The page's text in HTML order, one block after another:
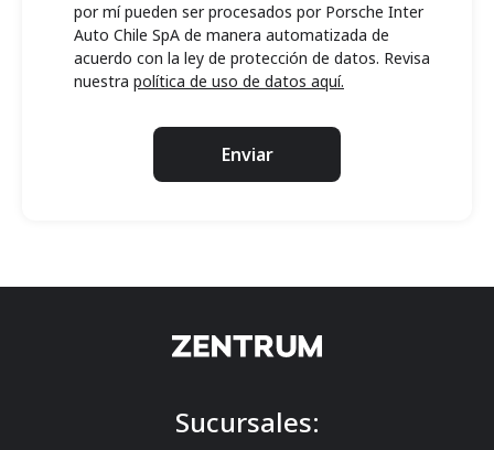
por mí pueden ser procesados por Porsche Inter
Auto Chile SpA de manera automatizada de
acuerdo con la ley de protección de datos. Revisa
nuestra política de uso de datos aquí.
Sucursales: